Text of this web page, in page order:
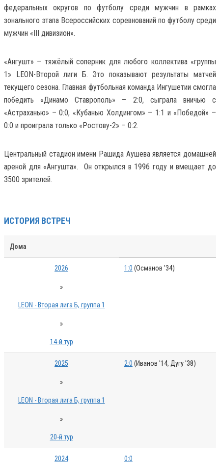
федеральных округов по футболу среди мужчин в рамках
зонального этапа Всероссийских соревнований по футболу среди
мужчин «III дивизион».
«Ангушт» – тяжёлый соперник для любого коллектива «группы
1» LEON-Второй лиги Б. Это показывают результаты матчей
текущего сезона. Главная футбольная команда Ингушетии смогла
победить «Динамо Ставрополь» – 2:0, сыграла вничью с
«Астраханью» – 0:0, «Кубанью Холдингом» – 1:1 и «Победой» –
0:0 и проиграла только «Ростову-2» – 0:2.
Центральный стадион имени Рашида Аушева является домашней
ареной для «Ангушта». Он открылся в 1996 году и вмещает до
3500 зрителей.
ИСТОРИЯ ВСТРЕЧ
Дома
2026
»
LEON - Вторая лига Б, группа 1
»
14-й тур
1:0 (Османов '34)
2025
»
LEON - Вторая лига Б, группа 1
»
20-й тур
2:0 (Иванов '14, Дугу '38)
2024 0:0